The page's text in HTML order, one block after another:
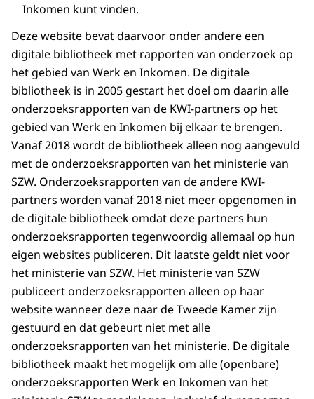
Inkomen kunt vinden.
Deze website bevat daarvoor onder andere een
digitale bibliotheek met rapporten van onderzoek op
het gebied van Werk en Inkomen. De digitale
bibliotheek is in 2005 gestart het doel om daarin alle
onderzoeksrapporten van de KWI-partners op het
gebied van Werk en Inkomen bij elkaar te brengen.
Vanaf 2018 wordt de bibliotheek alleen nog aangevuld
met de onderzoeksrapporten van het ministerie van
SZW. Onderzoeksrapporten van de andere KWI-
partners worden vanaf 2018 niet meer opgenomen in
de digitale bibliotheek omdat deze partners hun
onderzoeksrapporten tegenwoordig allemaal op hun
eigen websites publiceren. Dit laatste geldt niet voor
het ministerie van SZW. Het ministerie van SZW
publiceert onderzoeksrapporten alleen op haar
website wanneer deze naar de Tweede Kamer zijn
gestuurd en dat gebeurt niet met alle
onderzoeksrapporten van het ministerie. De digitale
bibliotheek maakt het mogelijk om alle (openbare)
onderzoeksrapporten Werk en Inkomen van het